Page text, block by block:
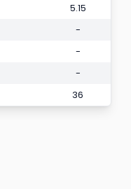
5.15
-
-
-
36